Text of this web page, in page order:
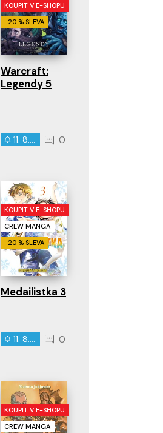
KOUPIT V E-SHOPU
-20 % SLEVA
Warcraft:
Legendy 5
11. 8. 2026 0
KOUPIT V E-SHOPU
CREW MANGA
-20 % SLEVA
Medailistka 3
11. 8. 2026 0
KOUPIT V E-SHOPU
CREW MANGA